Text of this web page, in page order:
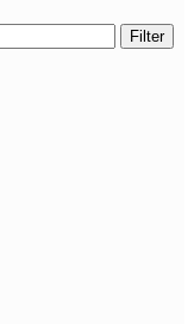
Filter